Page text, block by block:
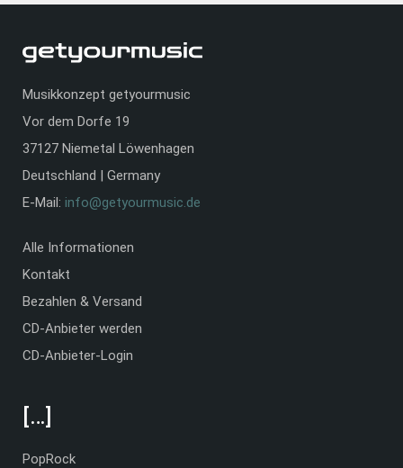
Musikkonzept getyourmusic
Vor dem Dorfe 19
37127 Niemetal Löwenhagen
Deutschland | Germany
E-Mail: info@getyourmusic.de
Alle Informationen
Kontakt
Bezahlen & Versand
CD-Anbieter werden
CD-Anbieter-Login
[…]
PopRock